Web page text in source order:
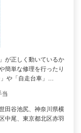
が正しく動いているか
簡単な修理を行ったり
や「自走台車」…
当
田谷池尻、神奈川県横
中尾、東京都北区赤羽